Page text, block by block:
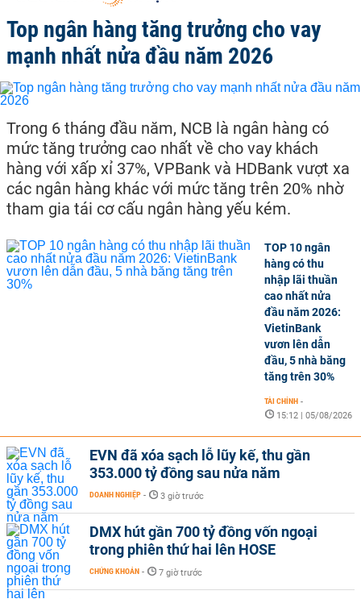
Top ngân hàng tăng trưởng cho vay
mạnh nhất nửa đầu năm 2026
Trong 6 tháng đầu năm, NCB là ngân hàng có
mức tăng trưởng cao nhất về cho vay khách
hàng với xấp xỉ 37%, VPBank và HDBank vượt xa
các ngân hàng khác với mức tăng trên 20% nhờ
tham gia tái cơ cấu ngân hàng yếu kém.
TOP 10 ngân
hàng có thu
nhập lãi thuần
cao nhất nửa
đầu năm 2026:
VietinBank
vươn lên dẫn
đầu, 5 nhà băng
tăng trên 30%
TÀI CHÍNH -
15:12 | 05/08/2026
EVN đã xóa sạch lỗ lũy kế, thu gần
353.000 tỷ đồng sau nửa năm
DOANH NGHIỆP - 3 giờ trước
DMX hút gần 700 tỷ đồng vốn ngoại
trong phiên thứ hai lên HOSE
CHỨNG KHOÁN - 7 giờ trước